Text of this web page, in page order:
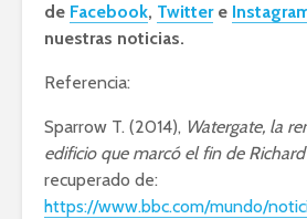
de Facebook, Twitter e
nuestras noticias.
Referencia:
Sparrow T. (2014), Watergate, la
edificio que marcó el fin de
recuperado de:
https://www.bbc.com/mundo/